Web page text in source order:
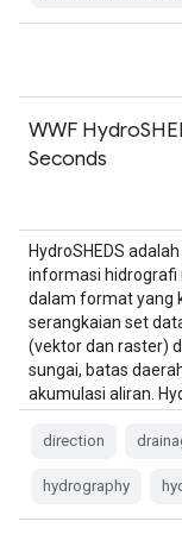
WWF
Seconds
HydroSHEDS
informasi hidrografi
dalam format yang
serangkaian set
(vektor dan raster)
sungai, batas
akumulasi aliran.
direction
hydrography